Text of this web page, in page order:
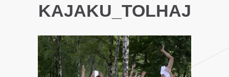
KAJAKU_TOLHAJ